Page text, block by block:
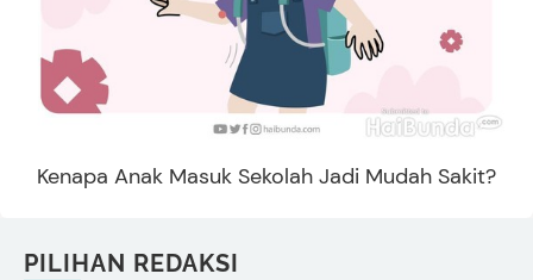
Kenapa Anak Masuk Sekolah Jadi Mudah Sakit?
PILIHAN REDAKSI